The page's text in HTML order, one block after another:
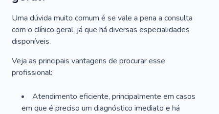
Uma dúvida muito comum é se vale a pena a consulta
com o clínico geral, já que há diversas especialidades
disponíveis.
Veja as principais vantagens de procurar esse
profissional:
Atendimento eficiente, principalmente em casos
em que é preciso um diagnóstico imediato e há